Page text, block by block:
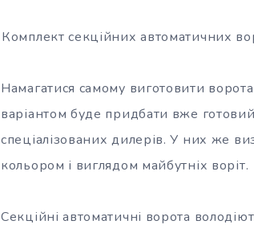
Комплект секційних автоматичних
Намагатися самому виготовити
варіантом буде придбати вже
спеціалізованих дилерів. У них же
кольором і виглядом майбутніх воріт.
Секційні автоматичні ворота